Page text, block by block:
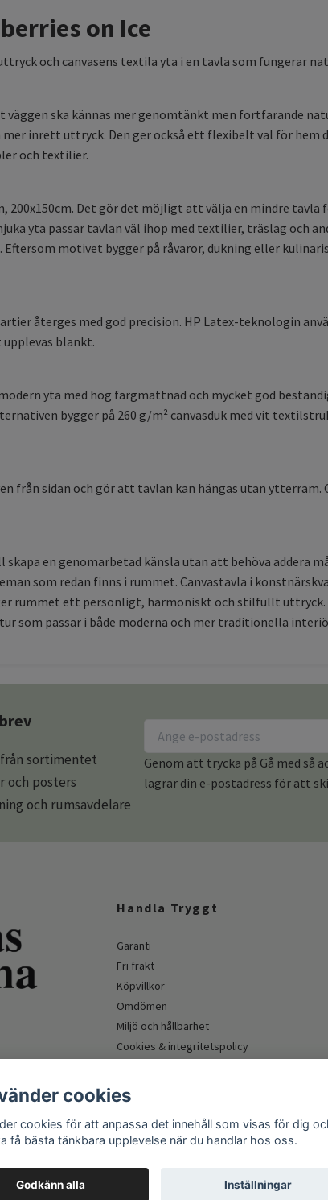
on Ice
och canvasens textila yta i en tavla som fungerar
väggen ska kännas mer genomtänkt men fortfarande
inrett uttryck. Den ger också ett flexibelt val för hem
och textilier.
200x150cm. Det gör det möjligt att välja en mindre
yta passar tavlan väl ihop med textilier, träslag och
motivet bygger på råvaror, dukning eller
återges med god precision. HP Latex-teknologin
blankt.
yta med hög färgmättnad och mycket god
bygger på 260 g/m² canvasduk med vit
sidan och gör att tavlan kan hängas utan ytterram.
en genomarbetad känsla utan att behöva addera
som redan finns i rummet. Canvastavla i
rummet ett personligt, harmoniskt och stilfullt
som passar i både moderna och mer traditionella
sortimentet
och posters
och rumsavdelare
Genom att trycka på Gå med så
lagrar din e-postadress för att
Handla Tryggt
Garanti
Fri frakt
Köpvillkor
Omdömen
Miljö och hållbarhet
Cookies & integritetspolicy
cookies
cookies för att anpassa det innehåll som visas för dig
få bästa tänkbara upplevelse när du handlar hos oss.
Godkänn alla Inställningar